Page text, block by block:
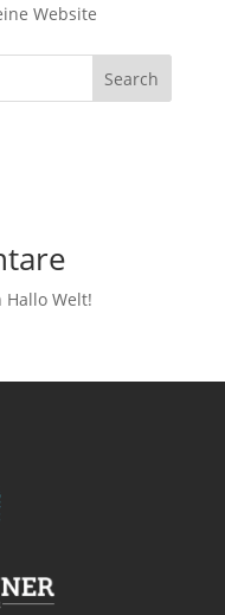
Website
Search
Hallo Welt!